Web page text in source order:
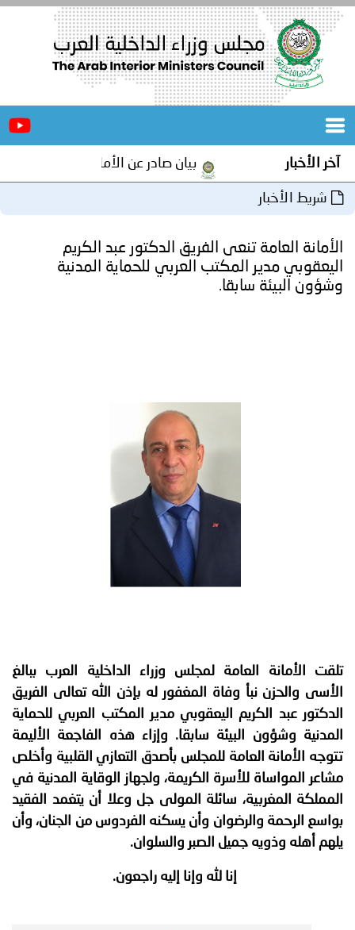
الرئيسية
المكاتب
و
جهود
آخر الأخبار بيان صادر عن الأمانة العامة لمجلس
شريط الأخبار
الأمانة العامة تنعى الفريق الدكتور عبد الكريم
اليعقوبي مدير المكتب العربي للحماية المدنية
وشؤون البيئة سابقا.
تلقت الأمانة العامة لمجلس وزراء الداخلية العرب ببالغ
الأسى والحزن نبأ وفاة المغفور له بإذن الله تعالى الفريق
الدكتور عبد الكريم اليعقوبي مدير المكتب العربي للحماية
المدنية وشؤون البيئة سابقا. وإزاء هذه الفاجعة الأليمة
تتوجه الأمانة العامة للمجلس بأصدق التعازي القلبية وأخلص
مشاعر المواساة للأسرة الكريمة، ولجهاز الوقاية المدنية في
المملكة المغربية، سائلة المولى جل وعلا أن يتغمد الفقيد
بواسع الرحمة والرضوان وأن يسكنه الفردوس من الجنان، وأن
يلهم أهله وذويه جميل الصبر والسلوان.
إنا لله وإنا إليه راجعون.